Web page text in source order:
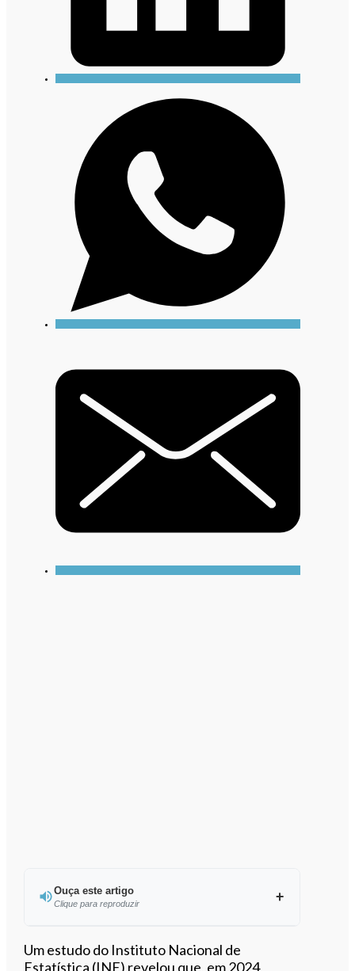
Ouça este artigo
Clique para reproduzir
Ouvir este artigo
Um estudo do Instituto Nacional de
Estatística (INE) revelou que, em 2024,